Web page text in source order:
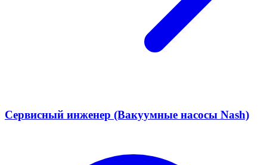
Сервисный инженер (Вакуумные насосы Nash)